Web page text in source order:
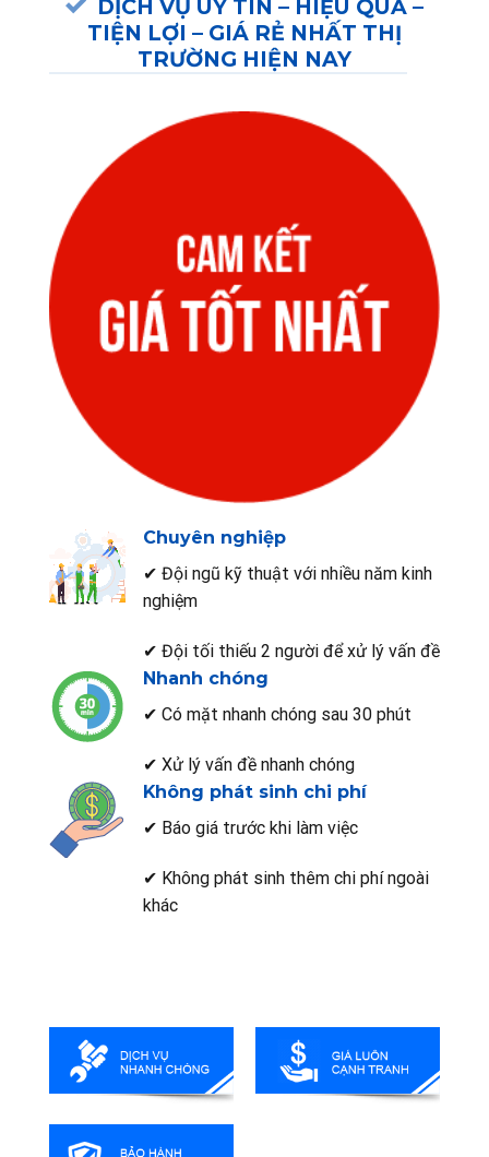
DỊCH VỤ UY TÍN – HIỆU QUẢ –
TIỆN LỢI – GIÁ RẺ NHẤT THỊ
TRƯỜNG HIỆN NAY
Chuyên nghiệp
✔ Đội ngũ kỹ thuật với nhiều năm kinh
nghiệm
✔ Đội tối thiếu 2 người để xử lý vấn đề
Nhanh chóng
✔ Có mặt nhanh chóng sau 30 phút
✔ Xử lý vấn đề nhanh chóng
Không phát sinh chi phí
✔ Báo giá trước khi làm việc
✔ Không phát sinh thêm chi phí ngoài
khác